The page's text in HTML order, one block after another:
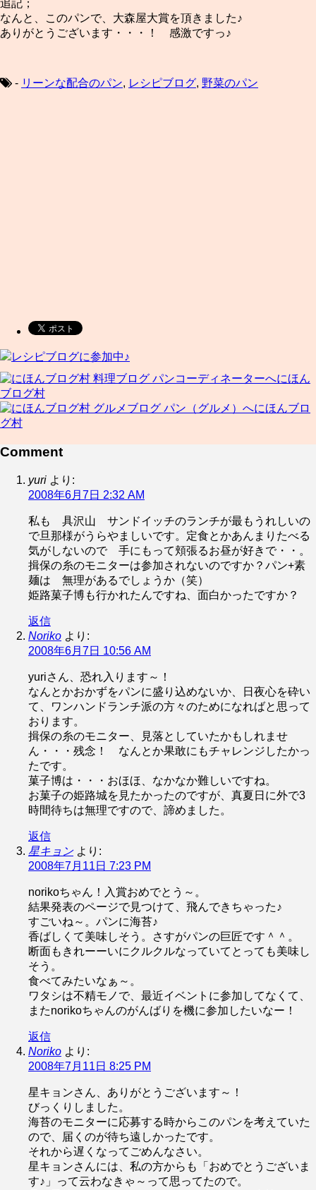
追記；
なんと、このパンで、大森屋大賞を頂きました♪
ありがとうございます・・・！ 感激ですっ♪
- リーンな配合のパン, レシピブログ, 野菜のパン
レシピブログに参加中♪
にほん
ブログ村
にほんブロ
グ村
Comment
yuri より:
2008年6月7日 2:32 AM
私も 具沢山 サンドイッチのランチが最もうれしいの
で旦那様がうらやましいです。定食とかあんまりたべる
気がしないので 手にもって頬張るお昼が好きで・・。
揖保の糸のモニターは参加されないのですか？パン+素
麺は 無理があるでしょうか（笑）
姫路菓子博も行かれたんですね、面白かったですか？
返信
Noriko より:
2008年6月7日 10:56 AM
yuriさん、恐れ入ります～！
なんとかおかずをパンに盛り込めないか、日夜心を砕い
て、ワンハンドランチ派の方々のためになればと思って
おります。
揖保の糸のモニター、見落としていたかもしれませ
ん・・・残念！ なんとか果敢にもチャレンジしたかっ
たです。
菓子博は・・・おほほ、なかなか難しいですね。
お菓子の姫路城を見たかったのですが、真夏日に外で3
時間待ちは無理ですので、諦めました。
返信
星キョン より:
2008年7月11日 7:23 PM
norikoちゃん！入賞おめでとう～。
結果発表のページで見つけて、飛んできちゃった♪
すごいね～。パンに海苔♪
香ばしくて美味しそう。さすがパンの巨匠です＾＾。
断面もきれーーいにクルクルなっていてとっても美味し
そう。
食べてみたいなぁ～。
ワタシは不精モノで、最近イベントに参加してなくて、
またnorikoちゃんのがんばりを機に参加したいなー！
返信
Noriko より:
2008年7月11日 8:25 PM
星キョンさん、ありがとうございます～！
びっくりしました。
海苔のモニターに応募する時からこのパンを考えていた
ので、届くのが待ち遠しかったです。
それから遅くなってごめんなさい。
星キョンさんには、私の方からも「おめでとうございま
す♪」って云わなきゃ～って思ってたので。